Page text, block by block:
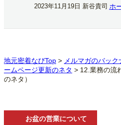
2023年11月19日 新谷貴司 ホ
地元密着なびTop > メルマガのバック
ームページ更新のネタ > 12.業務の流
のネタ）
お盆の営業について